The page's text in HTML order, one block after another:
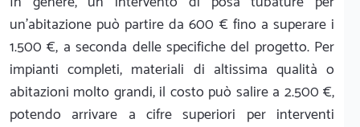
un'abitazione può partire da 600 € fino a superare i
1.500 €, a seconda delle specifiche del progetto. Per
impianti completi, materiali di altissima qualità o
abitazioni molto grandi, il costo può salire a 2.500 €,
potendo arrivare a cifre superiori per interventi